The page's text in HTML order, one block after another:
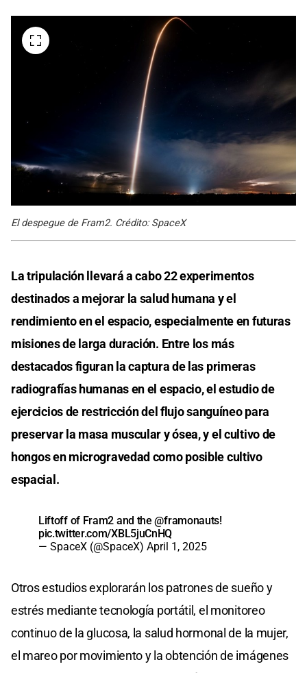
El despegue de Fram2. Crédito: SpaceX
La tripulación llevará a cabo 22 experimentos
destinados a mejorar la salud humana y el
rendimiento en el espacio, especialmente en futuras
misiones de larga duración. Entre los más
destacados figuran la captura de las primeras
radiografías humanas en el espacio, el estudio de
ejercicios de restricción del flujo sanguíneo para
preservar la masa muscular y ósea, y el cultivo de
hongos en microgravedad como posible cultivo
espacial.
Liftoff of Fram2 and the@framonauts!
pic.twitter.com/XBL5juCnHQ
— SpaceX (@SpaceX) April 1, 2025
Otros estudios explorarán los patrones de sueño y
estrés mediante tecnología portátil, el monitoreo
continuo de la glucosa, la salud hormonal de la mujer,
el mareo por movimiento y la obtención de imágenes